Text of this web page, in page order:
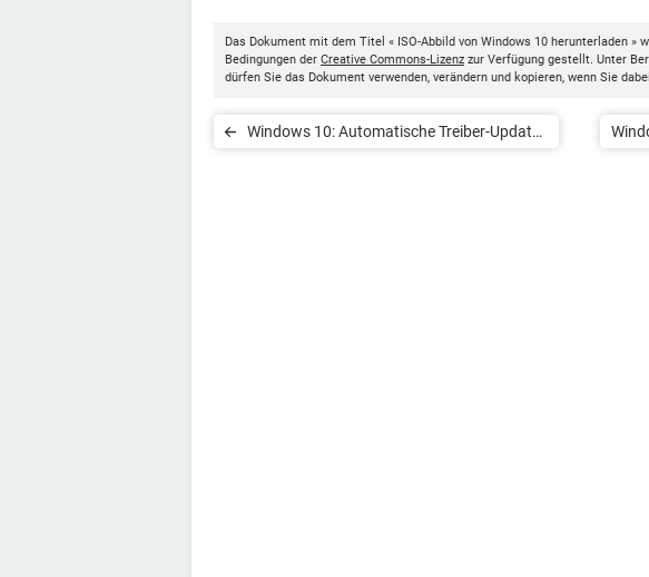
Das Dokument mit dem Titel « ISO-Abbild von Windows 10 herunterladen »
Bedingungen der Creative Commons-Lizenz zur Verfügung gestellt. Unter
dürfen Sie das Dokument verwenden, verändern und kopieren, wenn Sie dabei
Windows 10: Automatische Treiber-Updates